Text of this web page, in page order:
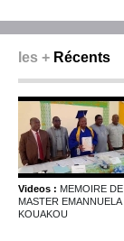
les + Récents
Videos : MEMOIRE DE
MASTER EMANNUELA
KOUAKOU